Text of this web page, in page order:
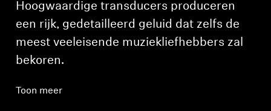
Hoogwaardige transducers produceren
een rijk, gedetailleerd geluid dat zelfs de
meest veeleisende muziekliefhebbers zal
bekoren.
Toon meer